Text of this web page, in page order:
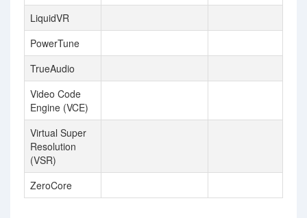
LiquidVR
PowerTune
TrueAudio
Video Code
Engine (VCE)
Virtual Super
Resolution
(VSR)
ZeroCore